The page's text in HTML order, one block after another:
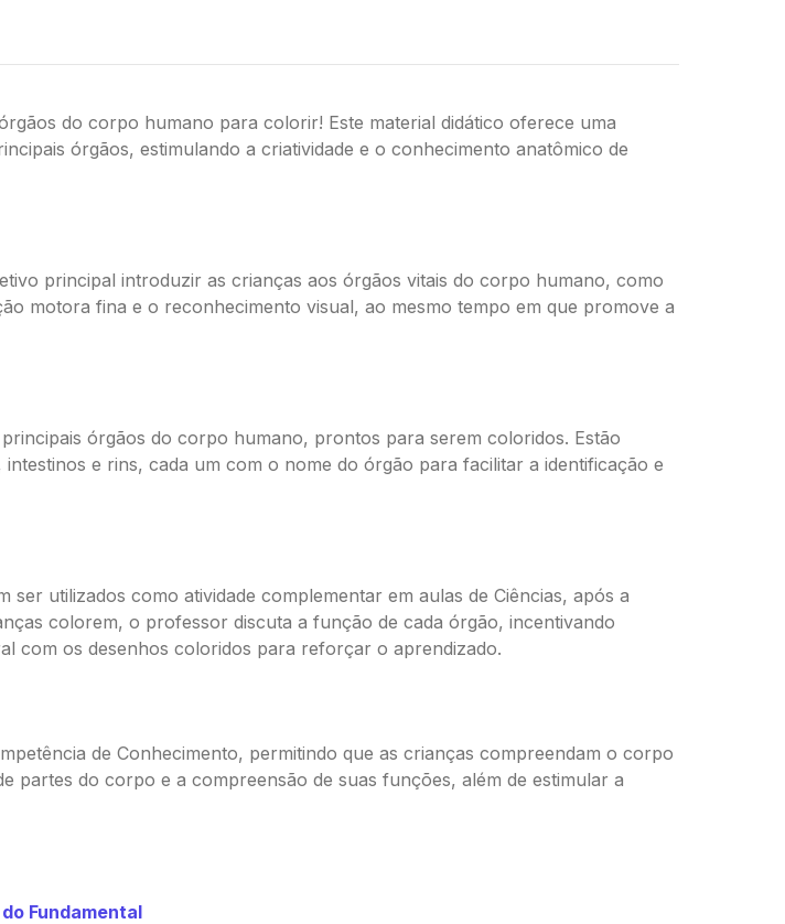
do corpo humano para colorir! Este material didático oferece uma
órgãos, estimulando a criatividade e o conhecimento anatômico de
principal introduzir as crianças aos órgãos vitais do corpo humano, como
motora fina e o reconhecimento visual, ao mesmo tempo em que promove a
órgãos do corpo humano, prontos para serem coloridos. Estão
e rins, cada um com o nome do órgão para facilitar a identificação e
utilizados como atividade complementar em aulas de Ciências, após a
colorem, o professor discuta a função de cada órgão, incentivando
com os desenhos coloridos para reforçar o aprendizado.
de Conhecimento, permitindo que as crianças compreendam o corpo
partes do corpo e a compreensão de suas funções, além de estimular a
Fundamental